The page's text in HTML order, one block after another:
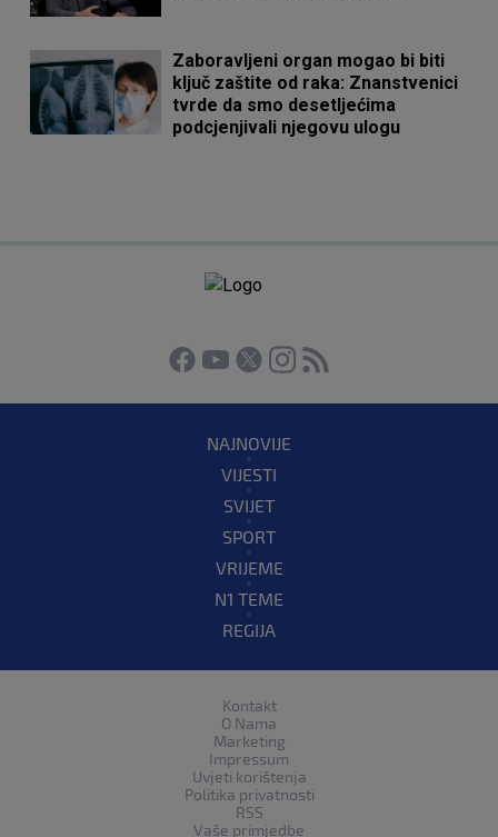
Zaboravljeni organ mogao bi biti
ključ zaštite od raka: Znanstvenici
tvrde da smo desetljećima
podcjenjivali njegovu ulogu
NAJNOVIJE
VIJESTI
SVIJET
SPORT
VRIJEME
N1 TEME
REGIJA
Kontakt
O Nama
Marketing
Impressum
Uvjeti korištenja
Politika privatnosti
RSS
Vaše primjedbe